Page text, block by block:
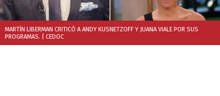
MARTÍN LIBERMAN CRITICÓ A ANDY KUSNETZOFF Y JUANA VIALE POR SUS
PROGRAMAS. | CEDOC